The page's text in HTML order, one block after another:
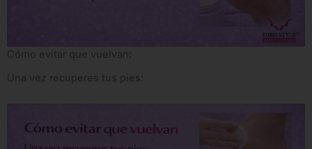
Cómo evitar que vuelvan:
Una vez recuperes tus pies: